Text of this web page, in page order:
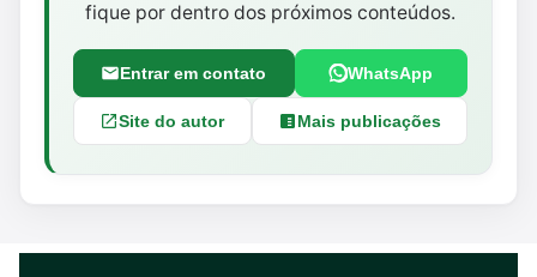
fique por dentro dos próximos conteúdos.
Entrar em contato WhatsApp
Site do autor Mais publicações